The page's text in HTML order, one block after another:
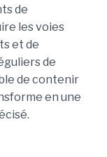
de
les voies
et de
de
de contenir
en une